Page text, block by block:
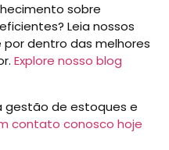
sobre
Leia nossos
dentro das melhores
Explore nosso blog
gestão de estoques e
contato conosco hoje